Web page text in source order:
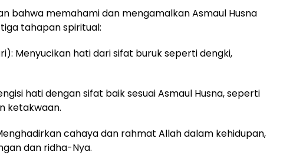
bahwa memahami dan mengamalkan Asmaul Husna
tahapan spiritual:
Menyucikan hati dari sifat buruk seperti dengki,
hati dengan sifat baik sesuai Asmaul Husna, seperti
ketakwaan.
cahaya dan rahmat Allah dalam kehidupan,
dan ridha-Nya.